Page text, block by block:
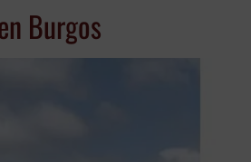
Burgos